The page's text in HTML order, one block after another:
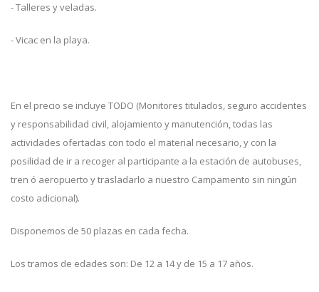
- Talleres y veladas.
- Vicac en la playa.
En el precio se incluye TODO (Monitores titulados, seguro accidentes
y responsabilidad civil, alojamiento y manutención, todas las
actividades ofertadas con todo el material necesario, y con la
posilidad de ir a recoger al participante a la estación de autobuses,
tren ó aeropuerto y trasladarlo a nuestro Campamento sin ningún
costo adicional).
Disponemos de 50 plazas en cada fecha.
Los tramos de edades son: De 12 a 14 y de 15 a 17 años.